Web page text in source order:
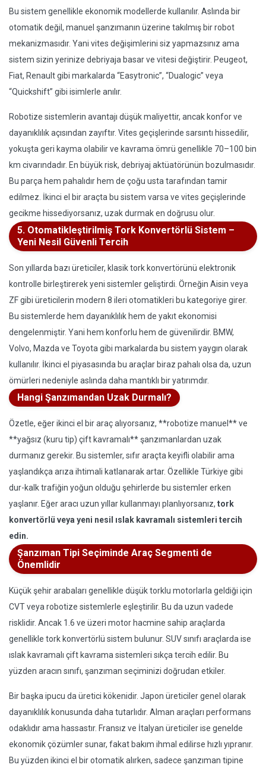
Bu sistem genellikle ekonomik modellerde kullanılır. Aslında bir
otomatik değil, manuel şanzımanın üzerine takılmış bir robot
mekanizmasıdır. Yani vites değişimlerini siz yapmazsınız ama
sistem sizin yerinize debriyaja basar ve vitesi değiştirir. Peugeot,
Fiat, Renault gibi markalarda “Easytronic”, “Dualogic” veya
“Quickshift” gibi isimlerle anılır.
Robotize sistemlerin avantajı düşük maliyettir, ancak konfor ve
dayanıklılık açısından zayıftır. Vites geçişlerinde sarsıntı hissedilir,
yokuşta geri kayma olabilir ve kavrama ömrü genellikle 70–100 bin
km civarındadır. En büyük risk, debriyaj aktüatörünün bozulmasıdır.
Bu parça hem pahalıdır hem de çoğu usta tarafından tamir
edilmez. İkinci el bir araçta bu sistem varsa ve vites geçişlerinde
gecikme hissediyorsanız, uzak durmak en doğrusu olur.
5. Otomatikleştirilmiş Tork Konvertörlü Sistem –
Yeni Nesil Güvenli Tercih
Son yıllarda bazı üreticiler, klasik tork konvertörünü elektronik
kontrolle birleştirerek yeni sistemler geliştirdi. Örneğin Aisin veya
ZF gibi üreticilerin modern 8 ileri otomatikleri bu kategoriye girer.
Bu sistemlerde hem dayanıklılık hem de yakıt ekonomisi
dengelenmiştir. Yani hem konforlu hem de güvenilirdir. BMW,
Volvo, Mazda ve Toyota gibi markalarda bu sistem yaygın olarak
kullanılır. İkinci el piyasasında bu araçlar biraz pahalı olsa da, uzun
ömürleri nedeniyle aslında daha mantıklı bir yatırımdır.
Hangi Şanzımandan Uzak Durmalı?
Özetle, eğer ikinci el bir araç alıyorsanız, **robotize manuel** ve
**yağsız (kuru tip) çift kavramalı** şanzımanlardan uzak
durmanız gerekir. Bu sistemler, sıfır araçta keyifli olabilir ama
yaşlandıkça arıza ihtimali katlanarak artar. Özellikle Türkiye gibi
dur-kalk trafiğin yoğun olduğu şehirlerde bu sistemler erken
yaşlanır. Eğer aracı uzun yıllar kullanmayı planlıyorsanız, tork
konvertörlü veya yeni nesil ıslak kavramalı sistemleri tercih
edin.
Şanzıman Tipi Seçiminde Araç Segmenti de
Önemlidir
Küçük şehir arabaları genellikle düşük torklu motorlarla geldiği için
CVT veya robotize sistemlerle eşleştirilir. Bu da uzun vadede
risklidir. Ancak 1.6 ve üzeri motor hacmine sahip araçlarda
genellikle tork konvertörlü sistem bulunur. SUV sınıfı araçlarda ise
ıslak kavramalı çift kavrama sistemleri sıkça tercih edilir. Bu
yüzden aracın sınıfı, şanzıman seçiminizi doğrudan etkiler.
Bir başka ipucu da üretici kökenidir. Japon üreticiler genel olarak
dayanıklılık konusunda daha tutarlıdır. Alman araçları performans
odaklıdır ama hassastır. Fransız ve İtalyan üreticiler ise genelde
ekonomik çözümler sunar, fakat bakım ihmal edilirse hızlı yıpranır.
Bu yüzden ikinci el bir otomatik alırken, sadece şanzıman tipine